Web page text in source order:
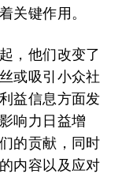
关键作用。
，他们改变了
或吸引小众社
益信息方面发
响力日益增
的贡献，同时
内容以及应对